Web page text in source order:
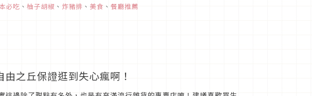
必吃 、 柚子胡椒 、 炸豬排 、 美食 、 餐廳推薦
之丘保證逛到失心瘋啊！